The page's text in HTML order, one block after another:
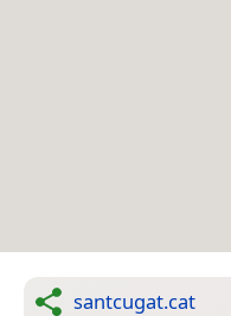
santcugat.cat